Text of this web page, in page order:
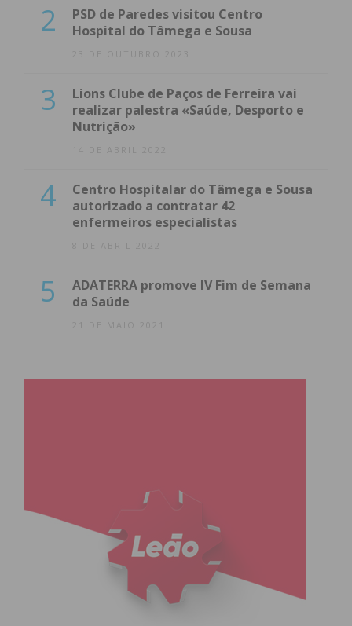
2
PSD de Paredes visitou Centro
Hospital do Tâmega e Sousa
23 DE OUTUBRO 2023
3
Lions Clube de Paços de Ferreira vai
realizar palestra «Saúde, Desporto e
Nutrição»
14 DE ABRIL 2022
4
Centro Hospitalar do Tâmega e Sousa
autorizado a contratar 42
enfermeiros especialistas
8 DE ABRIL 2022
5
ADATERRA promove IV Fim de Semana
da Saúde
21 DE MAIO 2021